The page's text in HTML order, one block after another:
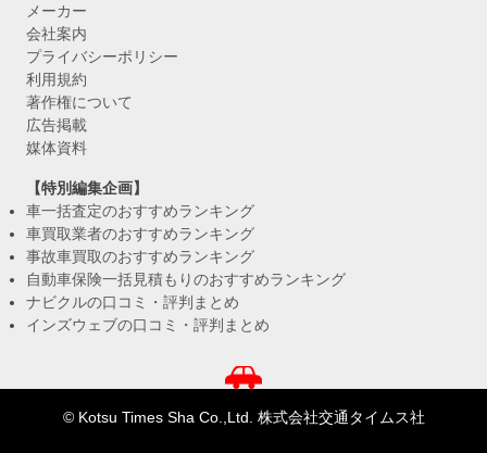
メーカー
会社案内
プライバシーポリシー
利用規約
著作権について
広告掲載
媒体資料
【特別編集企画】
車一括査定のおすすめランキング
車買取業者のおすすめランキング
事故車買取のおすすめランキング
自動車保険一括見積もりのおすすめランキング
ナビクルの口コミ・評判まとめ
インズウェブの口コミ・評判まとめ
© Kotsu Times Sha Co.,Ltd. 株式会社交通タイムス社